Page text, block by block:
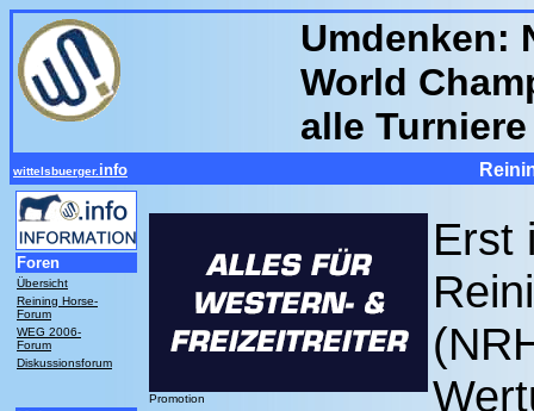
Umdenken:
World
alle
wittelsbuerger. info
Foren
Übersicht
Reining Horse-
Forum
WEG 2006-
Forum
Diskussionsforum
Promotion
Erst